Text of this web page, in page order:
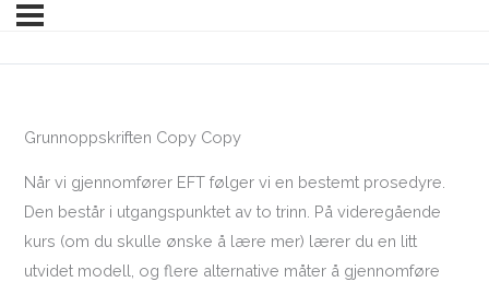
Grunnoppskriften Copy Copy
Når vi gjennomfører EFT følger vi en bestemt prosedyre.
Den består i utgangspunktet av to trinn. På videregående
kurs (om du skulle ønske å lære mer) lærer du en litt
utvidet modell, og flere alternative måter å gjennomføre